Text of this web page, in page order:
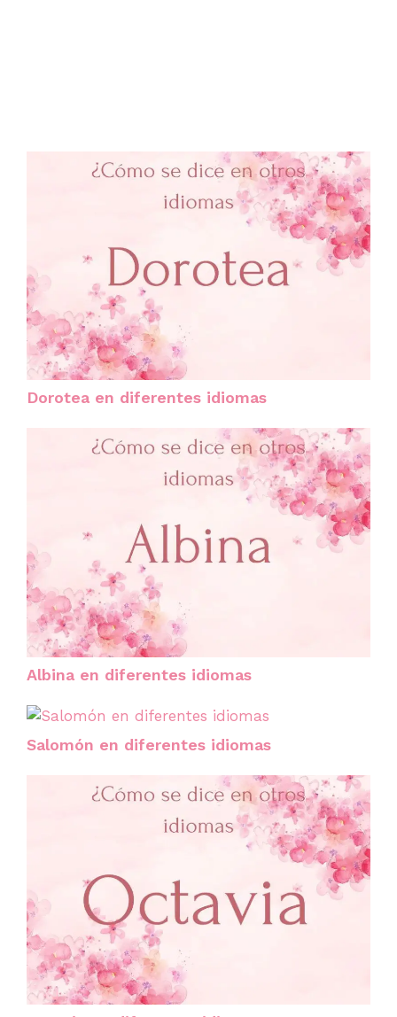
Dorotea en diferentes idiomas
Albina en diferentes idiomas
Salomón en diferentes idiomas